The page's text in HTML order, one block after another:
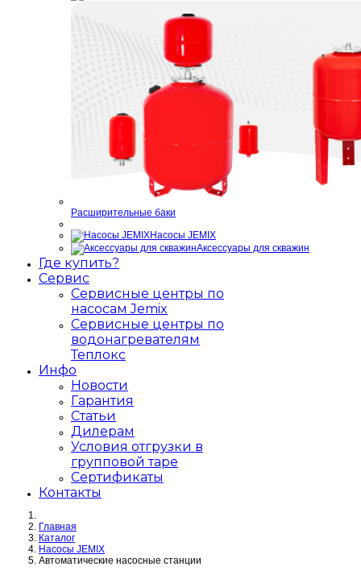
Расширительные баки
Насосы JEMIX
Аксессуары для скважин
Где купить?
Сервис
Сервисные центры по
насосам Jemix
Сервисные центры по
водонагревателям
Теплокс
Инфо
Новости
Гарантия
Статьи
Дилерам
Условия отгрузки в
групповой таре
Сертификаты
Контакты
Главная
Каталог
Насосы JEMIX
Автоматические насосные станции